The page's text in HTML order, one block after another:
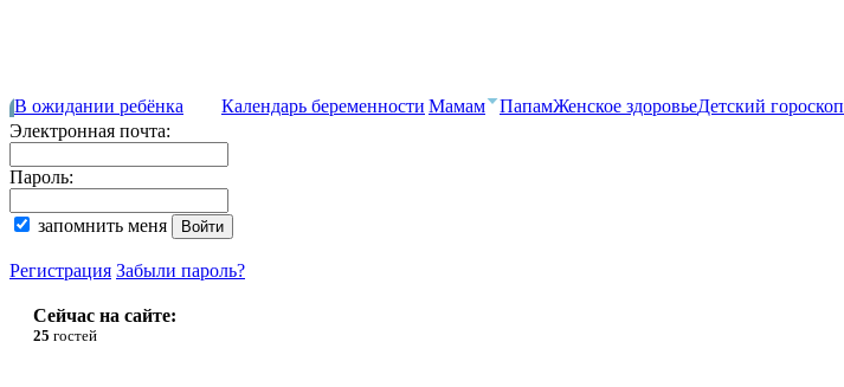
В ожидании ребёнка Календарь беременности Мамам ПапамЖенское здоровьеДетский гороскоп
Электронная почта:
Пароль:
запомнить меня
Регистрация Забыли пароль?
Сейчас на сайте:
25 гостей